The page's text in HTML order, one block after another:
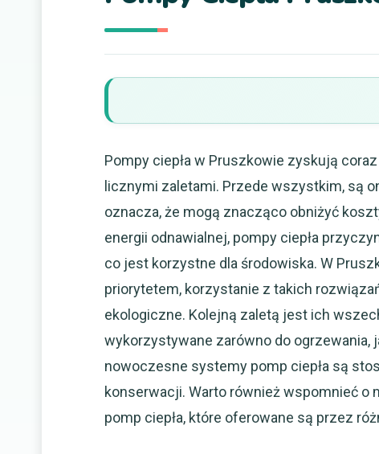
Pompy ciepła w Pruszkowie zyskują
licznymi zaletami. Przede wszystkim, są
oznacza, że mogą znacząco obniżyć
energii odnawialnej, pompy ciepła
co jest korzystne dla środowiska. W
priorytetem, korzystanie z takich
ekologiczne. Kolejną zaletą jest ich
wykorzystywane zarówno do ogrzewania,
nowoczesne systemy pomp ciepła są
konserwacji. Warto również wspomnieć o
pomp ciepła, które oferowane są przez